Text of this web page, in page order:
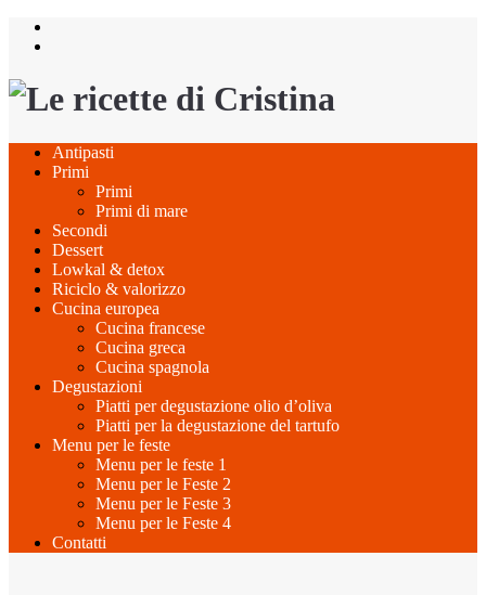
Salta
Antipasti
Primi
Primi
Primi di mare
Secondi
Dessert
Lowkal & detox
Riciclo & valorizzo
Cucina europea
Cucina francese
Cucina greca
Cucina spagnola
Degustazioni
Piatti per degustazione olio d’oliva
Piatti per la degustazione del tartufo
Menu per le feste
Menu per le feste 1
Menu per le Feste 2
Menu per le Feste 3
Menu per le Feste 4
Contatti